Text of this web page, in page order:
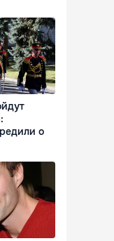
о